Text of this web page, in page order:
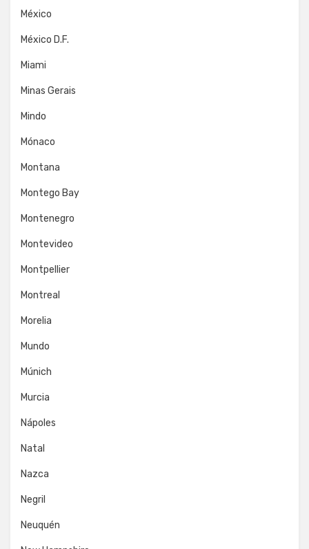
México
México D.F.
Miami
Minas Gerais
Mindo
Mónaco
Montana
Montego Bay
Montenegro
Montevideo
Montpellier
Montreal
Morelia
Mundo
Múnich
Murcia
Nápoles
Natal
Nazca
Negril
Neuquén